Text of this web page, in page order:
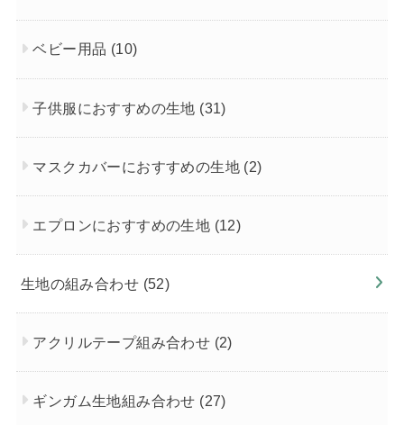
ベビー用品 (10)
子供服におすすめの生地 (31)
マスクカバーにおすすめの生地 (2)
エプロンにおすすめの生地 (12)
生地の組み合わせ (52)
アクリルテープ組み合わせ (2)
ギンガム生地組み合わせ (27)